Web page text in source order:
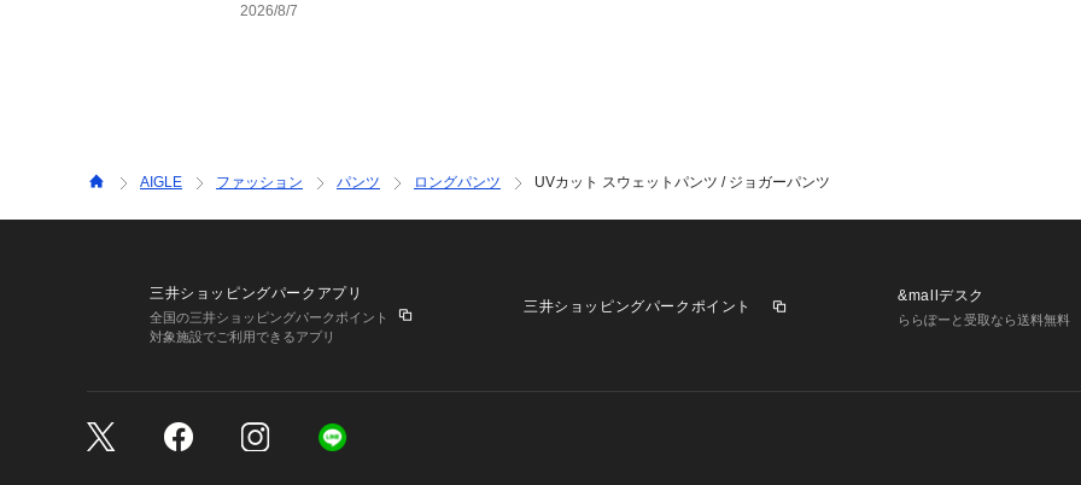
2026/8/7
AIGLE ファッション パンツ ロングパンツ UVカット スウェットパンツ / ジョガーパンツ
三井ショッピングパークアプリ
全国の三井ショッピングパークポイント
対象施設でご利用できるアプリ
三井ショッピングパークポイント
&mallデスク
ららぽーと受取なら送料無料